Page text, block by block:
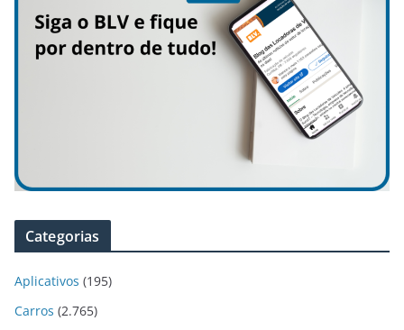
Categorias
Aplicativos (195)
Carros (2.765)